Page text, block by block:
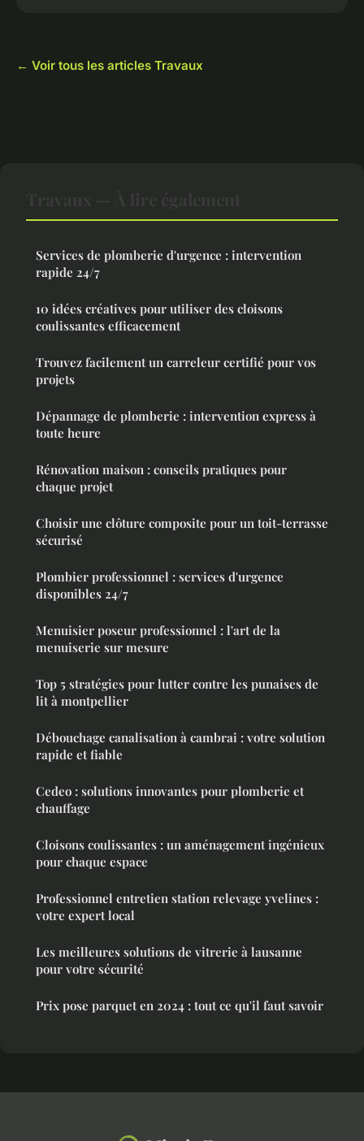
← Voir tous les articles Travaux
Services de plomberie d'urgence : intervention
rapide 24/7
10 idées créatives pour utiliser des cloisons
coulissantes efficacement
Trouvez facilement un carreleur certifié pour vos
projets
Dépannage de plomberie : intervention express à
toute heure
Rénovation maison : conseils pratiques pour
chaque projet
Choisir une clôture composite pour un toit-terrasse
sécurisé
Plombier professionnel : services d'urgence
disponibles 24/7
Menuisier poseur professionnel : l'art de la
menuiserie sur mesure
Top 5 stratégies pour lutter contre les punaises de
lit à montpellier
Débouchage canalisation à cambrai : votre solution
rapide et fiable
Cedeo : solutions innovantes pour plomberie et
chauffage
Cloisons coulissantes : un aménagement ingénieux
pour chaque espace
Professionnel entretien station relevage yvelines :
votre expert local
Les meilleures solutions de vitrerie à lausanne
pour votre sécurité
Prix pose parquet en 2024 : tout ce qu'il faut savoir